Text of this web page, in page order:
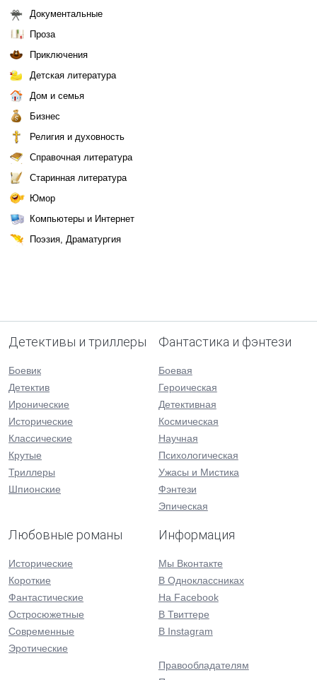
Документальные
Проза
Приключения
Детская литература
Дом и семья
Бизнес
Религия и духовность
Справочная литература
Старинная литература
Юмор
Компьютеры и Интернет
Поэзия, Драматургия
Детективы и триллеры
Боевик
Детектив
Иронические
Исторические
Классические
Крутые
Триллеры
Шпионские
Фантастика и фэнтези
Боевая
Героическая
Детективная
Космическая
Научная
Психологическая
Ужасы и Мистика
Фэнтези
Эпическая
Любовные романы
Исторические
Короткие
Фантастические
Остросюжетные
Современные
Эротические
Информация
Мы Вконтакте
В Одноклассниках
На Facebook
В Твиттере
В Instagram
Правообладателям